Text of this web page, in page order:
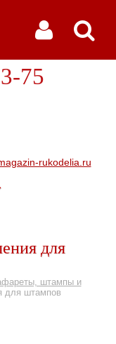
75
rukodelia.ru
для
штампы и
для штампов